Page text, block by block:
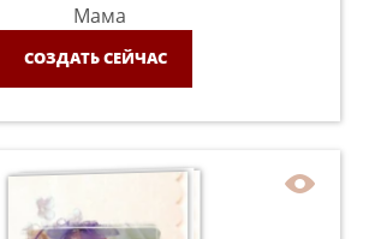
Мама
СОЗДАТЬ СЕЙЧАС